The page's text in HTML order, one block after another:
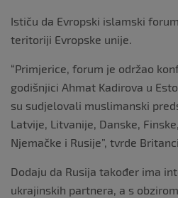
Ističu da Evropski islamski
teritoriji Evropske unije.
“Primjerice, forum je održao
godišnjici Ahmat Kadirova u
su sudjelovali muslimanski
Latvije, Litvanije, Danske,
Njemačke i Rusije”, tvrde
Dodaju da Rusija također ima
ukrajinskih partnera, a s